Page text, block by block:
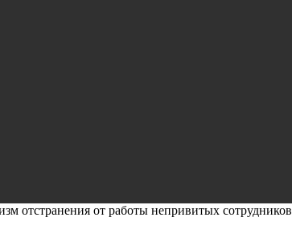
отстранения от работы непривитых сотрудников